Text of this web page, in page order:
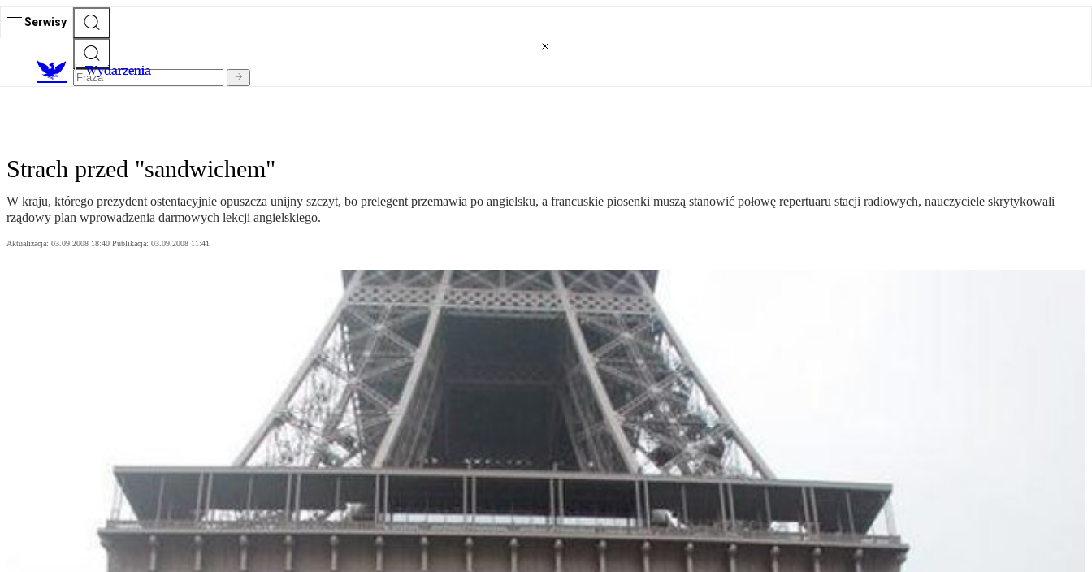
Serwisy
Wydarzenia
Strach przed "sandwichem"
W kraju, którego prezydent ostentacyjnie opuszcza unijny szczyt, bo prelegent przemawia po angielsku, a francuskie piosenki muszą stanowić połowę repertuaru stacji radiowych, nauczyciele skrytykowali
rządowy plan wprowadzenia darmowych lekcji angielskiego.
Aktualizacja: 03.09.2008 18:40 Publikacja: 03.09.2008 11:41